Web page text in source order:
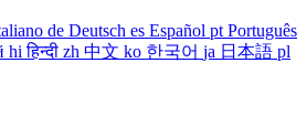
de Deutsch es Español pt Português
hi हिन्दी zh 中文 ko 한국어 ja 日本語 pl